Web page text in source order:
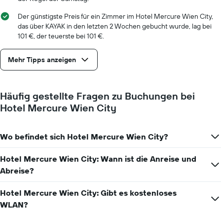
vor
dem
Aufenthalt
anzeigt
Das
Diagramm
hat
Achse,
die
Zimmerpreis
anzeigt
Der günstigste Preis für ein Zimmer im Hotel Mercure Wien City,
das über KAYAK in den letzten 2 Wochen gebucht wurde, lag bei
101 €, der teuerste bei 101 €.
Mehr Tipps anzeigen
Häufig gestellte Fragen zu Buchungen bei
Hotel Mercure Wien City
Wo befindet sich Hotel Mercure Wien City?
Hotel Mercure Wien City: Wann ist die Anreise und
Abreise?
Hotel Mercure Wien City: Gibt es kostenloses
WLAN?